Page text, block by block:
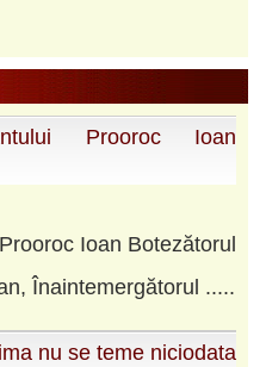
Prooroc Ioan
Ioan Botezătorul
Înaintemergătorul .....
nu se teme niciodata